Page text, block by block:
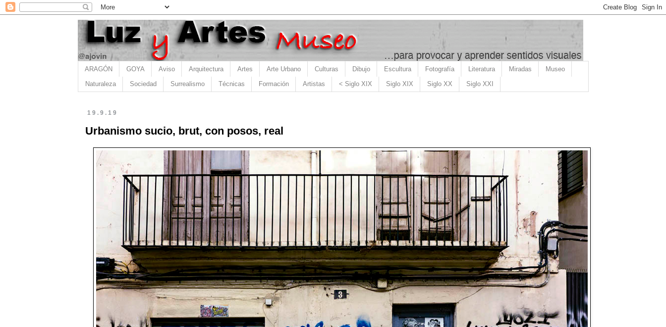
ARAGÓN GOYA Aviso Arquitectura Artes Arte Urbano Culturas Dibujo Escultura Fotografía Literatura Miradas Museo
Naturaleza Sociedad Surrealismo Técnicas Formación Artistas < Siglo XIX Siglo XIX Siglo XX Siglo XXI
19.9.19
Urbanismo sucio, brut, con posos, real